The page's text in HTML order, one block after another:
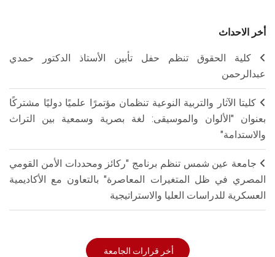
أخر الاحداث
كلية الحقوق تنظم حفل تأبين الأستاذ الدكتور حمدي
عبدالرحمن
كليتا الآثار والتربية النوعية تنظمان مؤتمرًا علميًا دوليًا مشتركًا
بعنوان "الألوان والموسيقى: لغة بصرية وسمعية بين التراث
والاستدامة"
جامعة عين شمس تنظم برنامج "ركائز ومحددات الأمن القومي
المصري في ظل المتغيرات المعاصرة" بالتعاون مع الأكاديمية
العسكرية للدراسات العليا والاستراتيجية
أخر قرارات الجامعة